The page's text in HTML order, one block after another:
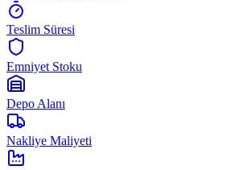
Teslim Süresi
Emniyet Stoku
Depo Alanı
Nakliye Maliyeti